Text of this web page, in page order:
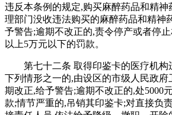
违反本条例的规定,购买麻醉药品和精神
理部门没收违法购买的麻醉药品和精神
予警告;逾期不改正的,责令停产或者停
以上5万元以下的罚款。
第七十二条 取得印鉴卡的医疗机构
下列情形之一的,由设区的市级人民政府
期改正,给予警告;逾期不改正的,处5000
款;情节严重的,吊销其印鉴卡;对直接负